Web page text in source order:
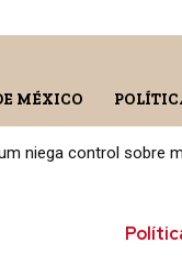
MÉXICO
niega control sobre